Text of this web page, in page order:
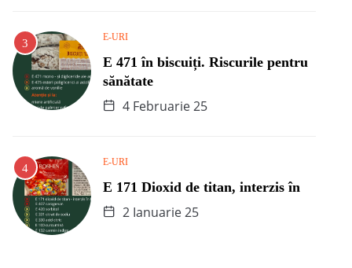
E-URI
E 471 în biscuiți. Riscurile pentru
sănătate
4 Februarie 25
E-URI
E 171 Dioxid de titan, interzis în
2 Ianuarie 25